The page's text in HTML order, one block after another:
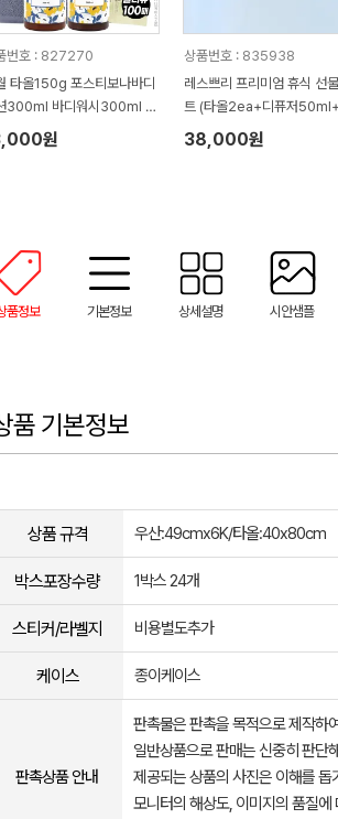
번호 : 827270
타올150g 포스티보나바디
300ml 바디워시300ml 물
100매(4종)
원
상품번호 : 835938
레스쁘리 프리미엄 휴식 선
트 (타올2ea+디퓨저
렌저290ml+로션300ml)
38,000원
품정보 기본정보 상세설명 시안샘플
품 기본정보
상품 규격 우산:49cmx6K/타올:40x80cm
박스포장수량 1박스 24개
스티커/라벨지 비용별도추가
케이스 종이케이스
판촉상품 안내
판촉물은 판촉을 목적으로 제작하
일반상품으로 판매는 신중히 판단
제공되는 상품의 사진은 이해를
모니터의 해상도, 이미지의 품질